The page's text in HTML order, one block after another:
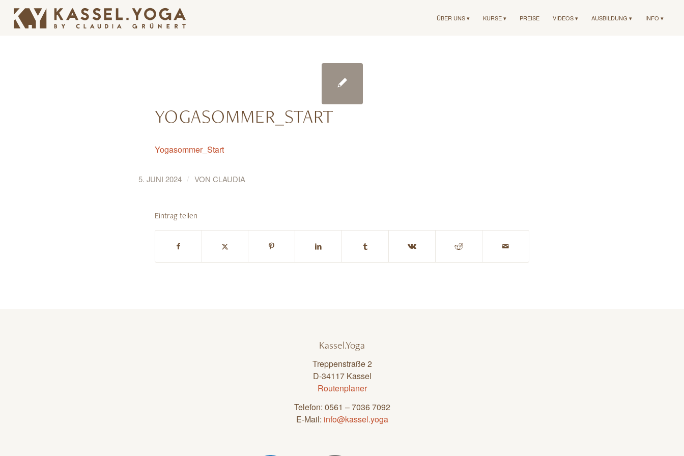
ÜBER UNS ▾ KURSE ▾ PREISE VIDEOS ▾ AUSBILDUNG ▾ INFO ▾
YOGASOMMER_START
Yogasommer_Start
5. JUNI 2024 / VON CLAUDIA
Eintrag teilen
Kassel.Yoga
Treppenstraße 2
D-34117 Kassel
Routenplaner
Telefon: 0561 – 7036 7092
E-Mail: info@kassel.yoga